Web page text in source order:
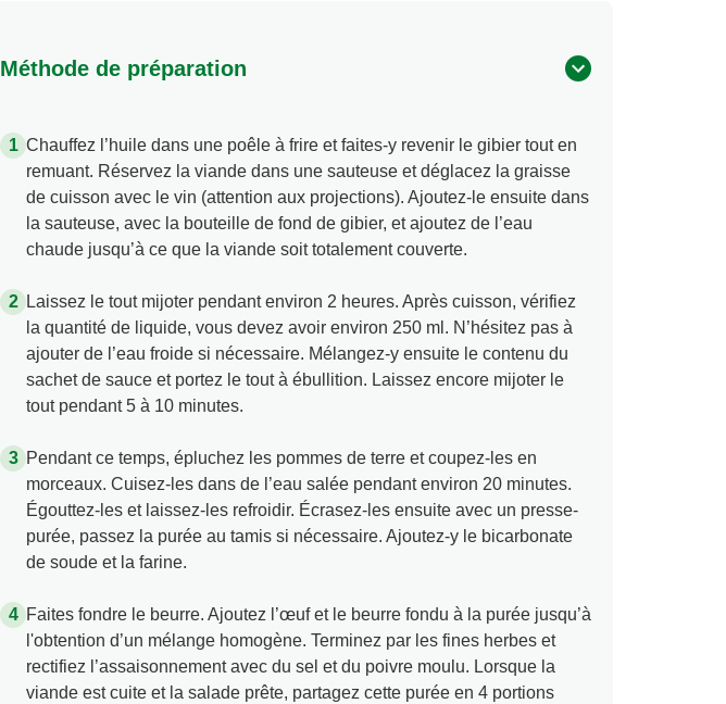
Méthode de préparation
Chauffez l’huile dans une poêle à frire et faites-y revenir le gibier tout en
remuant. Réservez la viande dans une sauteuse et déglacez la graisse
de cuisson avec le vin (attention aux projections). Ajoutez-le ensuite dans
la sauteuse, avec la bouteille de fond de gibier, et ajoutez de l’eau
chaude jusqu’à ce que la viande soit totalement couverte.
Laissez le tout mijoter pendant environ 2 heures. Après cuisson, vérifiez
la quantité de liquide, vous devez avoir environ 250 ml. N’hésitez pas à
ajouter de l’eau froide si nécessaire. Mélangez-y ensuite le contenu du
sachet de sauce et portez le tout à ébullition. Laissez encore mijoter le
tout pendant 5 à 10 minutes.
Pendant ce temps, épluchez les pommes de terre et coupez-les en
morceaux. Cuisez-les dans de l’eau salée pendant environ 20 minutes.
Égouttez-les et laissez-les refroidir. Écrasez-les ensuite avec un presse-
purée, passez la purée au tamis si nécessaire. Ajoutez-y le bicarbonate
de soude et la farine.
Faites fondre le beurre. Ajoutez l’œuf et le beurre fondu à la purée jusqu’à
l'obtention d’un mélange homogène. Terminez par les fines herbes et
rectifiez l’assaisonnement avec du sel et du poivre moulu. Lorsque la
viande est cuite et la salade prête, partagez cette purée en 4 portions